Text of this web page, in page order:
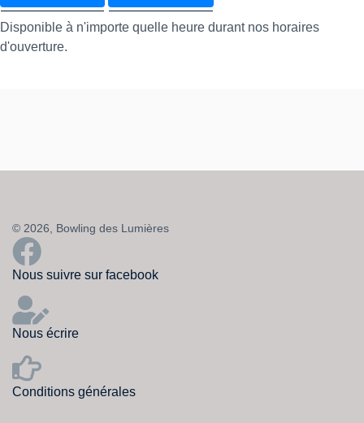
Disponible à n'importe quelle heure durant nos horaires
d'ouverture.
© 2026, Bowling des Lumières
Nous suivre sur facebook
Nous écrire
Conditions générales